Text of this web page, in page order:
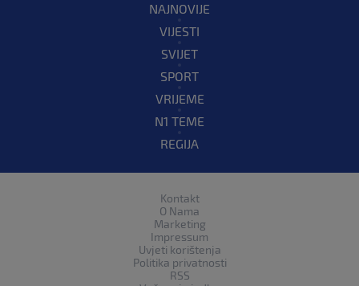
NAJNOVIJE
VIJESTI
SVIJET
SPORT
VRIJEME
N1 TEME
REGIJA
Kontakt
O Nama
Marketing
Impressum
Uvjeti korištenja
Politika privatnosti
RSS